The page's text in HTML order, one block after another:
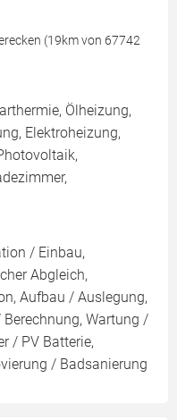
(19km von 67742
Ölheizung,
Elektroheizung,
/ Einbau,
Abgleich,
Aufbau / Auslegung,
Wartung /
/ PV Batterie,
/ Badsanierung